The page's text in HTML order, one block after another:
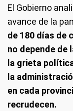
El Gobierno
avance de la
de 180 días de
no depende de
la grieta
la
en cada
recrudecen.